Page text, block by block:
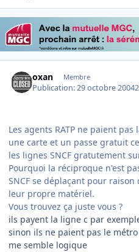
oxan Membre
Publication:29 octobre 2004
Les agents RATP ne paient
une carte et un passe gratuit
les lignes SNCF gratutement
Pourquoi la réciproque n'est
SNCF se déplaçant pour
leur propre matériel.
Vous trouvez ça juste vous ?
ils payent la ligne c par
sinon ils ne paient pas le
me semble logique